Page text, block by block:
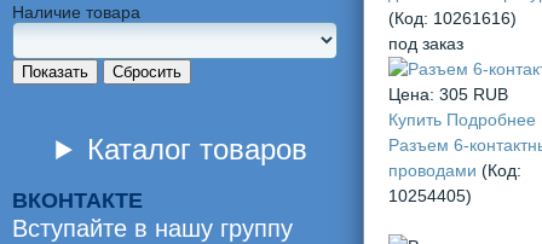
Наличие товара
Показать Сбросить
Каталог товаров
ВКОНТАКТЕ
Вступайте в нашу группу
(Код: 10261616)
под заказ
Цена: 305 RUB
Купить Подробнее
Разъем 6-
проводами (Код:
10254405)